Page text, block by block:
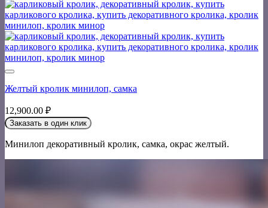
Желтый кролик минилоп, самка
12,900.00 ₽
Заказать в один клик
Минилоп декоративный кролик, самка, окрас желтый.